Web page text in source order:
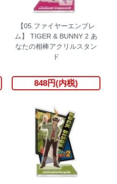
【05.ファイヤーエンブレ
ム】 TIGER & BUNNY 2 あ
なたの相棒アクリルスタン
ド
848円(内税)